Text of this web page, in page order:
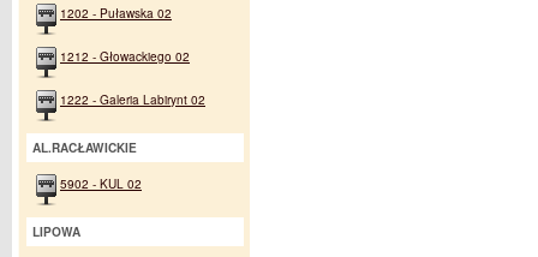
1202 - Puławska 02
1212 - Głowackiego 02
1222 - Galeria Labirynt 02
AL.RACŁAWICKIE
5902 - KUL 02
LIPOWA